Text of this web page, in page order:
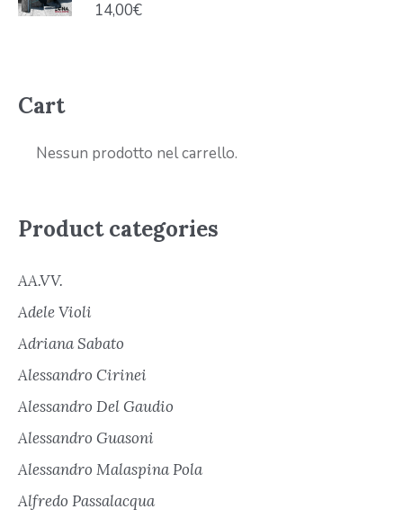
14,00€
Cart
Nessun prodotto nel carrello.
Product categories
AA.VV.
Adele Violi
Adriana Sabato
Alessandro Cirinei
Alessandro Del Gaudio
Alessandro Guasoni
Alessandro Malaspina Pola
Alfredo Passalacqua